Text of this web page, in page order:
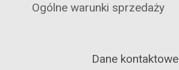
Ogólne warunki sprzedaży
Dane kontaktowe